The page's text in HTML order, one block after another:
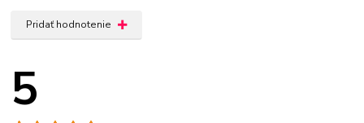
Pridať hodnotenie
5